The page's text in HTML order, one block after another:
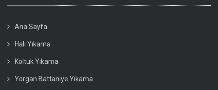
Ana Sayfa
Halı Yıkama
Koltuk Yıkama
Yorgan Battaniye Yıkama